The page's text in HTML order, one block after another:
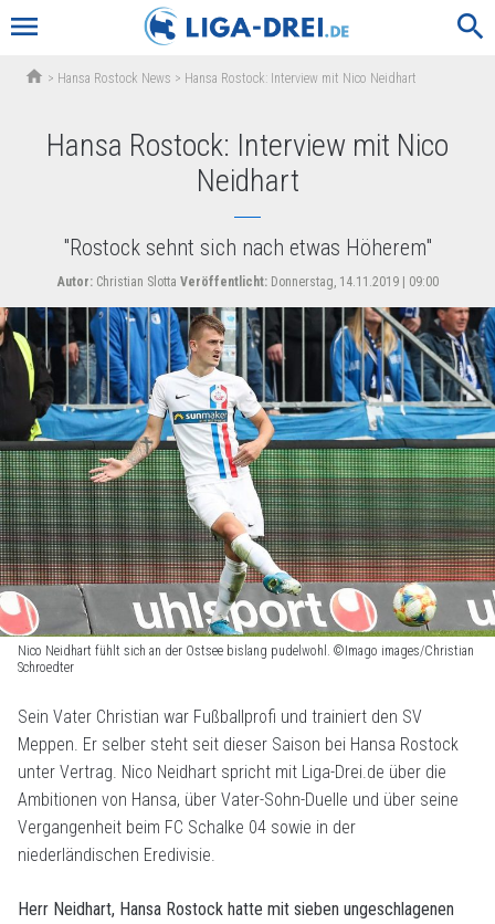
menu search
home > Hansa Rostock News > Hansa Rostock: Interview mit Nico Neidhart
Hansa Rostock: Interview mit Nico
Neidhart
"Rostock sehnt sich nach etwas Höherem"
Autor:Christian Slotta Veröffentlicht:Donnerstag, 14.11.2019 | 09:00
Nico Neidhart fühlt sich an der Ostsee bislang pudelwohl. ©Imago images/Christian
Schroedter
Sein Vater Christian war Fußballprofi und trainiert den SV
Meppen. Er selber steht seit dieser Saison bei Hansa Rostock
unter Vertrag. Nico Neidhart spricht mit Liga-Drei.de über die
Ambitionen von Hansa, über Vater-Sohn-Duelle und über seine
Vergangenheit beim FC Schalke 04 sowie in der
niederländischen Eredivisie.
Herr Neidhart, Hansa Rostock hatte mit sieben ungeschlagenen